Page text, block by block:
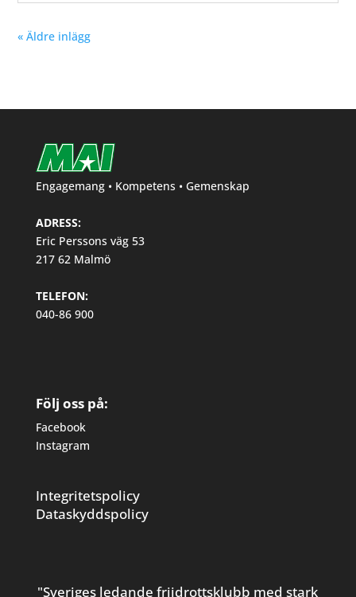
« Äldre inlägg
Engagemang • Kompetens • Gemenskap
ADRESS:
Eric Perssons väg 53
217 62 Malmö
TELEFON:
040-86 900
Följ oss på:
Facebook
Instagram
Integritetspolicy
Dataskyddspolicy
"Sveriges ledande friidrottsklubb med stark